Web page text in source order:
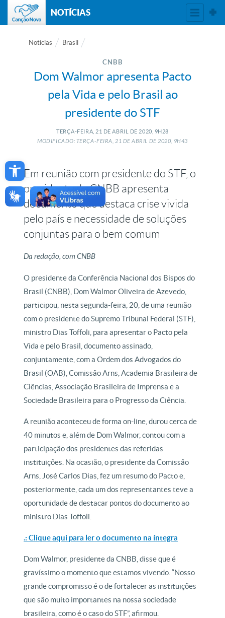
Open toolbar
NOTÍCIAS
Notícias Brasil
CNBB
Dom Walmor apresenta Pacto
pela Vida e pelo Brasil ao
presidente do STF
TERÇA-FEIRA, 21 DE ABRIL DE 2020, 9H28
MODIFICADO: TERÇA-FEIRA, 21 DEABRIL DE2020, 9H43
Em reunião com presidente do STF, o
presidente da CNBB apresenta
documento que destaca crise vivida
pelo país e necessidade de soluções
conjuntas para o bem comum
Da redação, com CNBB
O presidente da Conferência Nacional dos Bispos do
Brasil (CNBB), Dom Walmor Oliveira de Azevedo,
participou, nesta segunda-feira, 20, de uma reunião
com o presidente do Supremo Tribunal Federal (STF),
ministro Dias Toffoli, para apresentar o Pacto pela
Vida e pelo Brasil, documento assinado,
conjuntamente, com a Ordem dos Advogados do
Brasil (OAB), Comissão Arns, Academia Brasileira de
Ciências, Associação Brasileira de Imprensa e a
Sociedade Brasileira para o Progresso da Ciência.
A reunião aconteceu de forma on-line, durou cerca de
40 minutos e, além de Dom Walmor, contou com a
participação dos presidentes das referidas
instituições. Na ocasião, o presidente da Comissão
Arns, José Carlos Dias, fez um resumo do Pacto e,
posteriormente, cada um dos representantes teve a
oportunidade de destacar pontos do documento ao
ministro Dias Toffoli.
.: Clique aqui para ler o documento na íntegra
Dom Walmor, presidente da CNBB, disse que é
gravíssimo o momento que estamos vivendo. “Nosso
grande compromisso é o de fortalecer as instituições
que são muito importantes na nossa sociedade
brasileira, como é o caso do STF”, afirmou.